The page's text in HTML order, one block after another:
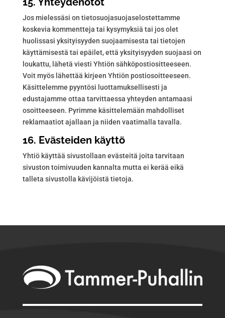
Jos mielessäsi on tietosuojasuojaselostettamme
koskevia kommentteja tai kysymyksiä tai jos olet
huolissasi yksityisyyden suojaamisesta tai tietojen
käyttämisestä tai epäilet, että yksityisyyden suojaasi on
loukattu, lähetä viesti Yhtiön sähköpostiositteeseen.
Voit myös lähettää kirjeen Yhtiön postiosoitteeseen.
Käsittelemme pyyntösi luottamuksellisesti ja
edustajamme ottaa tarvittaessa yhteyden antamaasi
osoitteeseen. Pyrimme käsittelemään mahdolliset
reklamaatiot ajallaan ja niiden vaatimalla tavalla.
16. Evästeiden käyttö
Yhtiö käyttää sivustollaan evästeitä joita tarvitaan
sivuston toimivuuden kannalta mutta ei kerää eikä
talleta sivustolla kävijöistä tietoja.